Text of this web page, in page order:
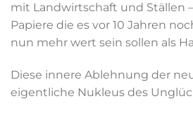
mit Landwirtschaft und Ställen
Papiere die es vor 10 Jahren
nun mehr wert sein sollen als
Diese innere Ablehnung der
eigentliche Nukleus des